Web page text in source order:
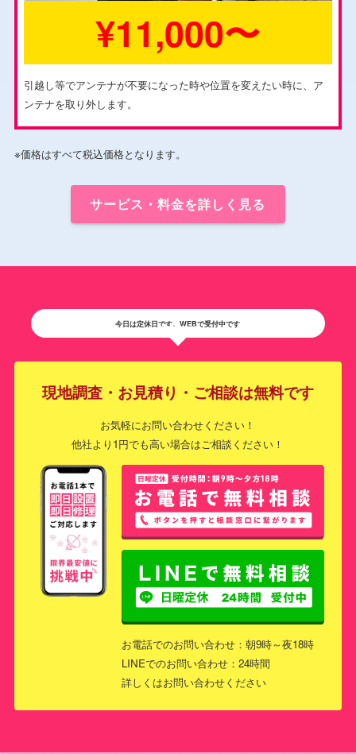
¥11,000〜
引越し等でアンテナが不要になった時や位置を変えたい時に、ア
ンテナを取り外します。
※価格はすべて税込価格となります。
サービス・料金を詳しく見る
今日は定休日です。WEBで受付中です
現地調査・お見積り・ご相談は無料です
お気軽にお問い合わせください！
他社より1円でも高い場合はご相談ください！
お電話でのお問い合わせ：朝9時～夜18時
LINEでのお問い合わせ：24時間
詳しくはお問い合わせください